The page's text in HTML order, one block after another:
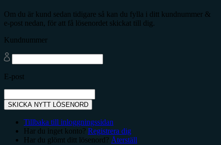
Om du är kund sedan tidigare så kan du fylla i ditt kundnummer &
e-post nedan, för att få lösenordet skickat till dig.
Kundnummer
E-post
SKICKA NYTT LÖSENORD
Tillbaka till inloggningssidan
Har du inget konto? Registrera dig
Har du glömt ditt lösenord? Återställ